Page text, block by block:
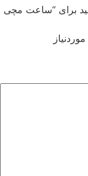
برای “ساعت مچی